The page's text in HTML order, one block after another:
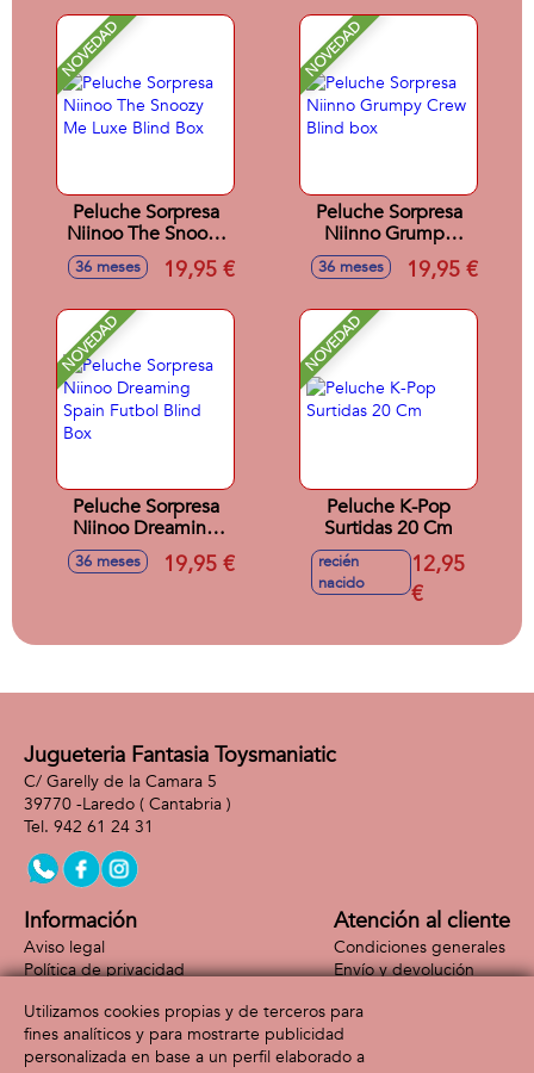
NOVEDAD
Peluche Sorpresa
Niinoo The Snoozy
Me Luxe Blind Box
36 meses 19,95 €
NOVEDAD
Peluche Sorpresa
Niinno Grumpy
Crew Blind box
36 meses 19,95 €
NOVEDAD
Peluche Sorpresa
Niinoo Dreaming
Spain Futbol Blind
Box
36 meses 19,95 €
NOVEDAD
Peluche K-Pop
Surtidas 20 Cm
recién
nacido
12,95
€
Jugueteria Fantasia Toysmaniatic
C/ Garelly de la Camara 5
39770 -Laredo ( Cantabria )
942 61 24 31
Información
Aviso legal
Política de privacidad
Atención al cliente
Condiciones generales
Envío y devolución
Formas de pago
Utilizamos cookies propias y de terceros para
fines analíticos y para mostrarte publicidad
personalizada en base a un perfil elaborado a